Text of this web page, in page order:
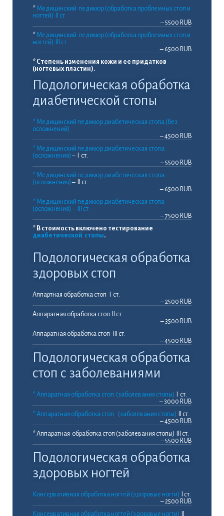
* Медицинский педикюр (обработка проблемных стоп и
ногтей) II ст.
– 5500 RUB
* Медицинский педикюр (обработка проблемных стоп и
ногтей) III ст.
– 6500 RUB
* Степень изменения кожи и ее придатков
(ногтевых пластин).
Подологическая обработка
диабетической стопы
* Медицинский педикюр диабетическая стопа (без
осложнений)
– 4500 RUB
* Медицинский педикюр диабетическая стопа
(осложнения)– I ст.
– 5500 RUB
* Медицинский педикюр диабетическая стопа
(осложнения)– II ст.
– 6500 RUB
* Медицинский педикюр диабетическая стопа
(осложнения) – III ст.
– 7500 RUB
* В стоимость включено тестирование
диабетической стопы.
Подологическая обработка
здоровых стоп
Аппартная обработка стоп I ст.
– 2500 RUB
Аппаратная обработка стоп II ст.
– 3500 RUB
Аппаратная обработка стоп III ст.
– 4500 RUB
Подологическая обработка
стоп с заболеваниями
* Аппаратная обработка стоп (заболевания стопы) I ст.
– 3000 RUB
* Аппаратная обработка стоп (заболевания стопы) II ст.
– 4500 RUB
* Аппаратная обработка стоп (заболевания стопы) III ст.
– 5500 RUB
Подологическая обработка
здоровых ногтей
Консервативная обработка ногтей (здоровые ногти) I ст.
– 2500 RUB
Консервативная обработка ногтей (здоровые ногти)